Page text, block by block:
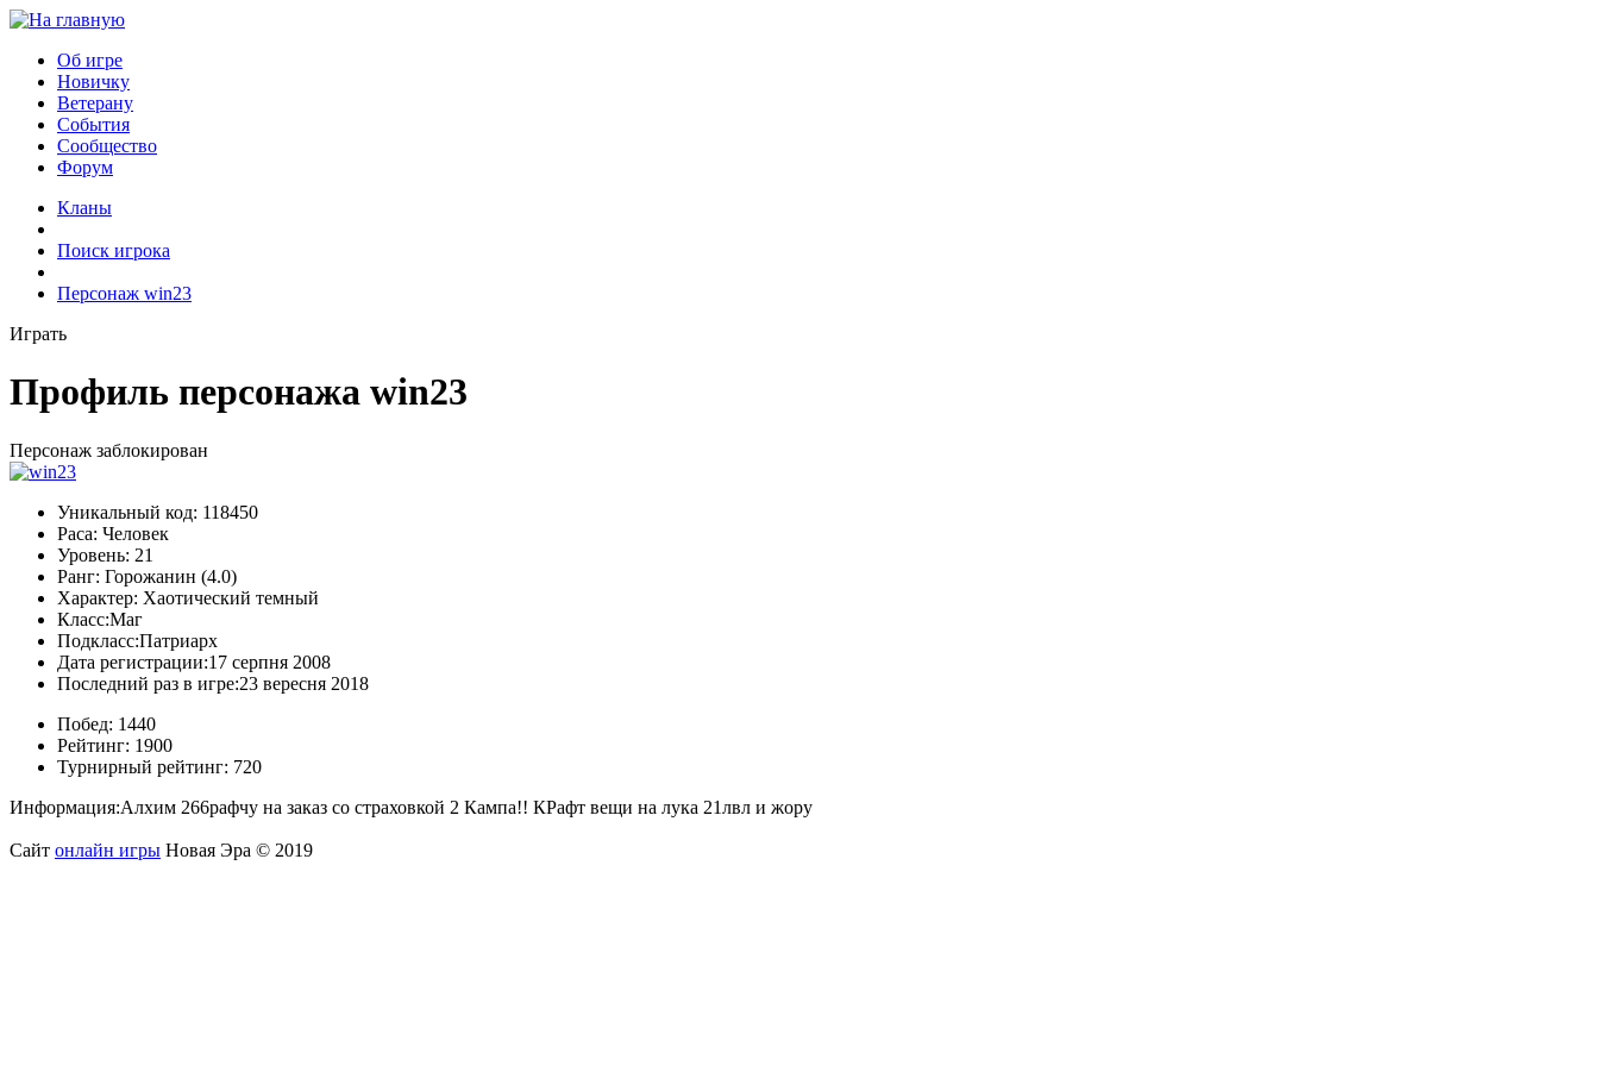
Об игре
Новичку
Ветерану
События
Сообщество
Форум
Кланы
Поиск игрока
Персонаж win23
Играть
Профиль персонажа win23
Персонаж заблокирован
Уникальный код: 118450
Раса: Человек
Уровень: 21
Ранг: Горожанин (4.0)
Характер: Хаотический темный
Класс:Маг
Подкласс:Патриарх
Дата регистрации:17 серпня 2008
Последний раз в игре:23 вересня 2018
Побед: 1440
Рейтинг: 1900
Турнирный рейтинг: 720
Информация:Алхим 266рафчу на заказ со страховкой 2 Кампа!! КРафт вещи на лука 21лвл и жору
Сайт онлайн игры Новая Эра © 2019